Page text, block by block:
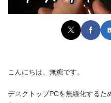
こんにちは、無糖です。
デスクトップPCを無線化するた